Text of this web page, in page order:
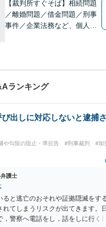
【裁判所すぐそば】相続問題
／離婚問題／借金問題／刑事
事件／企業法務など、個人・
お気軽にご相談ください。
【法テラス利用可】【完全個
室】【夜間・休日面談可】
ランキング
出しに対応しないと逮捕
や勾留の阻止・準抗告 #刑事裁判
#加
護士
ると逃亡のおそれや証拠隠滅をす
れてしまうリスクが出てきます。
，警察へ電話をし，話をしに行く